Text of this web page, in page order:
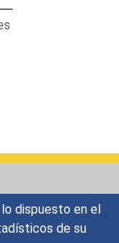
dispuesto en el
de su